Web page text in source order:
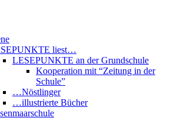
liest…
LESEPUNKTE an der Grundschule
Kooperation mit “Zeitung in der
Schule”
…Nöstlinger
…illustrierte Bücher